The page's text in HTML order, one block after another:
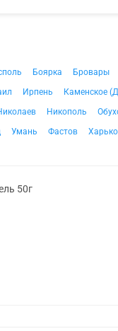
Боярка Бровары
Ирпень Каменское
Никополь
Умань Фастов
50г